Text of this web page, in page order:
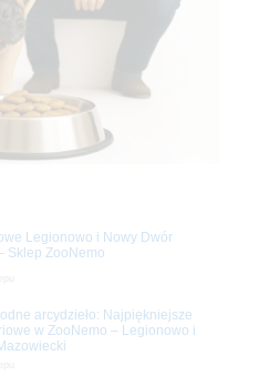
Legionowo i Nowy Dwór
Sklep ZooNemo
arcydzieło: Najpiękniejsze
w ZooNemo – Legionowo i